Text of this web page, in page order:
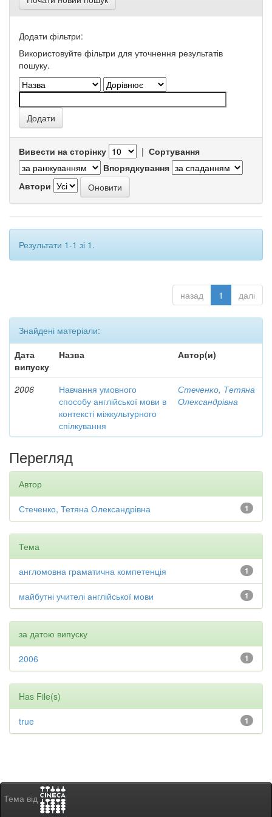
Додати фільтри:
Використовуйте фільтри для уточнення результатів
пошуку.
Вивести на сторінку | Сортування
Впорядкування
Автори
Результати 1-1 зі 1.
назад 1 далі
Знайдені матеріали:
Дата
випуску
Назва Автор(и)
2006
Навчання умовного
способу англійської мови в
контексті міжкультурного
спілкування
Стеченко, Тетяна
Олександрівна
Перегляд
Автор
1
Стеченко, Тетяна Олександрівна
Тема
1
англомовна граматична компетенція
1
майбутні учителі англійської мови
за датою випуску
1
2006
Has File(s)
1
true
Тема від